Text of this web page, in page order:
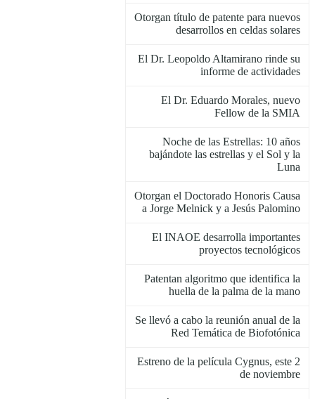
Otorgan título de patente para nuevos
desarrollos en celdas solares
El Dr. Leopoldo Altamirano rinde su
informe de actividades
El Dr. Eduardo Morales, nuevo
Fellow de la SMIA
Noche de las Estrellas: 10 años
bajándote las estrellas y el Sol y la
Luna
Otorgan el Doctorado Honoris Causa
a Jorge Melnick y a Jesús Palomino
El INAOE desarrolla importantes
proyectos tecnológicos
Patentan algoritmo que identifica la
huella de la palma de la mano
Se llevó a cabo la reunión anual de la
Red Temática de Biofotónica
Estreno de la película Cygnus, este 2
de noviembre